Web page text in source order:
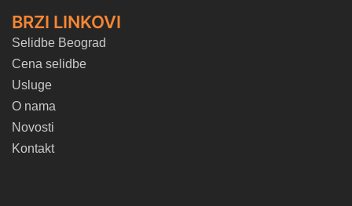
BRZI LINKOVI
Selidbe Beograd
Cena selidbe
Usluge
O nama
Novosti
Kontakt